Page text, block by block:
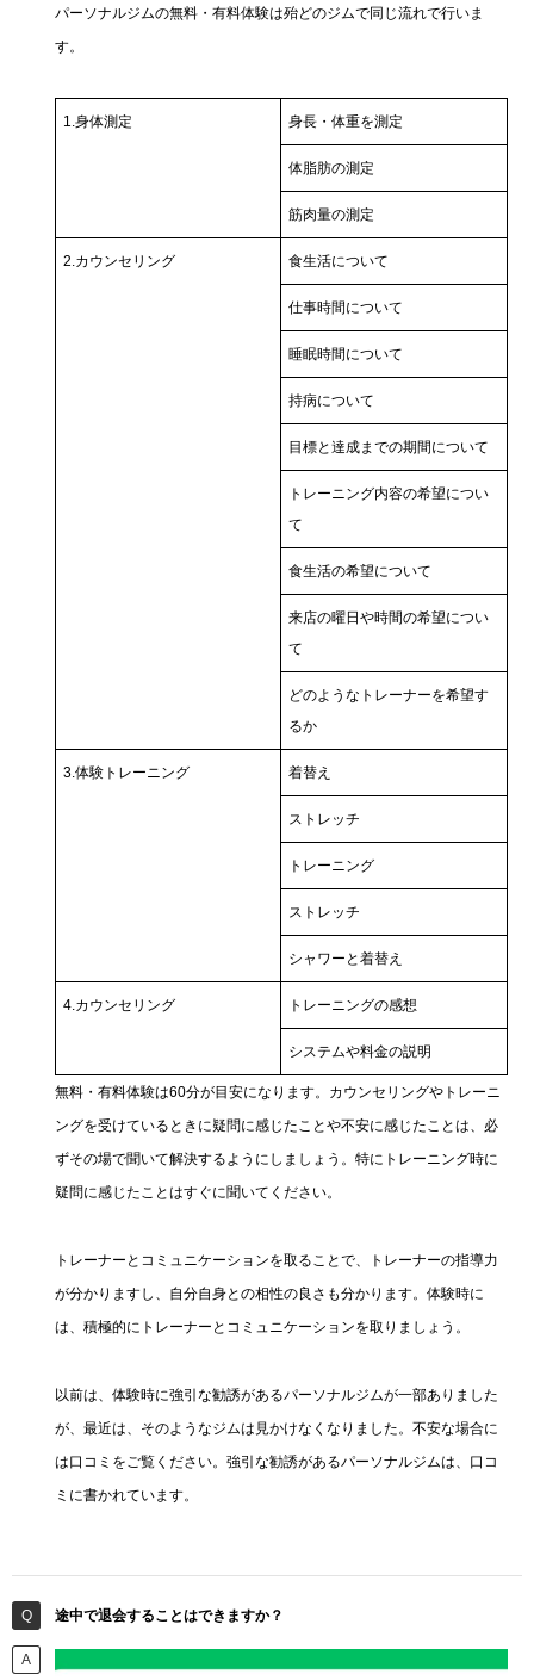
パーソナルジムの無料・有料体験は殆どのジムで同じ流れで行いま
す。
1.身体測定 身長・体重を測定
体脂肪の測定
筋肉量の測定
2.カウンセリング 食生活について
仕事時間について
睡眠時間について
持病について
目標と達成までの期間について
トレーニング内容の希望につい
て
食生活の希望について
来店の曜日や時間の希望につい
て
どのようなトレーナーを希望す
るか
3.体験トレーニング 着替え
ストレッチ
トレーニング
ストレッチ
シャワーと着替え
4.カウンセリング トレーニングの感想
システムや料金の説明
無料・有料体験は60分が目安になります。カウンセリングやトレーニ
ングを受けているときに疑問に感じたことや不安に感じたことは、必
ずその場で聞いて解決するようにしましょう。特にトレーニング時に
疑問に感じたことはすぐに聞いてください。
トレーナーとコミュニケーションを取ることで、トレーナーの指導力
が分かりますし、自分自身との相性の良さも分かります。体験時に
は、積極的にトレーナーとコミュニケーションを取りましょう。
以前は、体験時に強引な勧誘があるパーソナルジムが一部ありました
が、最近は、そのようなジムは見かけなくなりました。不安な場合に
は口コミをご覧ください。強引な勧誘があるパーソナルジムは、口コ
ミに書かれています。
途中で退会することはできますか？